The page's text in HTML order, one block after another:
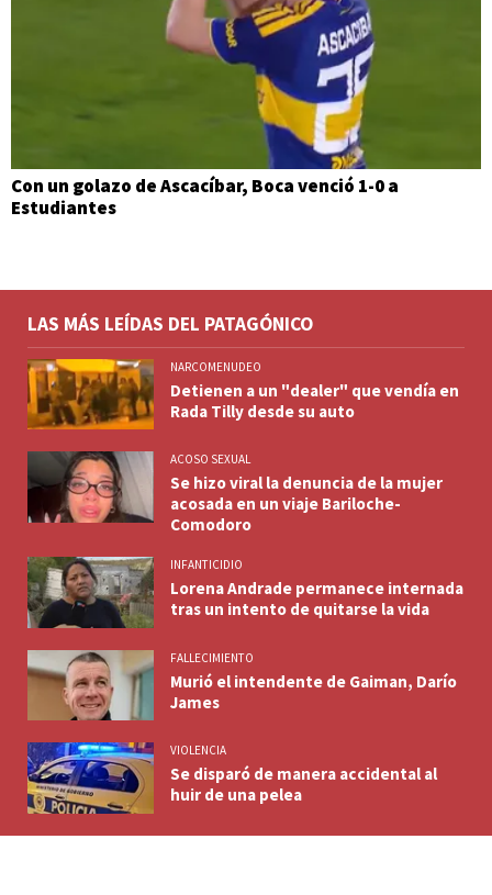
Con un golazo de Ascacíbar, Boca venció 1-0 a
Estudiantes
LAS MÁS LEÍDAS DEL PATAGÓNICO
NARCOMENUDEO
Detienen a un "dealer" que vendía en
Rada Tilly desde su auto
ACOSO SEXUAL
Se hizo viral la denuncia de la mujer
acosada en un viaje Bariloche-
Comodoro
INFANTICIDIO
Lorena Andrade permanece internada
tras un intento de quitarse la vida
FALLECIMIENTO
Murió el intendente de Gaiman, Darío
James
VIOLENCIA
Se disparó de manera accidental al
huir de una pelea